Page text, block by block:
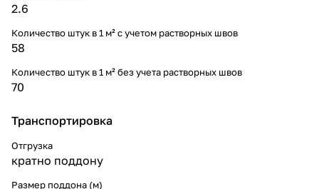
2.6
Количество штук в 1 м² с учетом растворных швов
58
Количество штук в 1 м² без учета растворных швов
70
Транспортировка
Отгрузка
кратно поддону
Размер поддона (м)